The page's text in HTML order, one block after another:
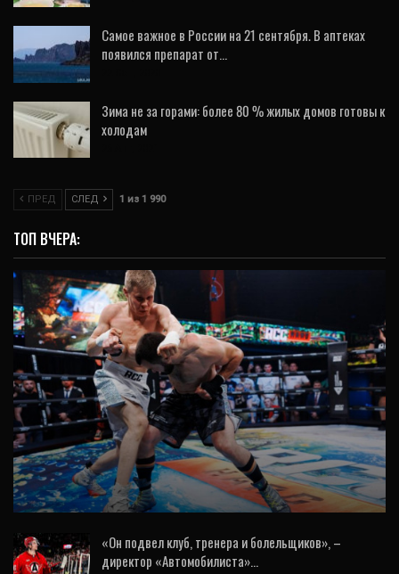
Самое важное в России на 21 сентября. В аптеках
появился препарат от…
Зима не за горами: более 80 % жилых домов готовы к
холодам
ПРЕД СЛЕД 1 из 1 990
ТОП ВЧЕРА:
СПОРТ
Две команды из Екатеринбурга отправятся
на Игры будущего
«Он подвел клуб, тренера и болельщиков», –
директор «Автомобилиста»…